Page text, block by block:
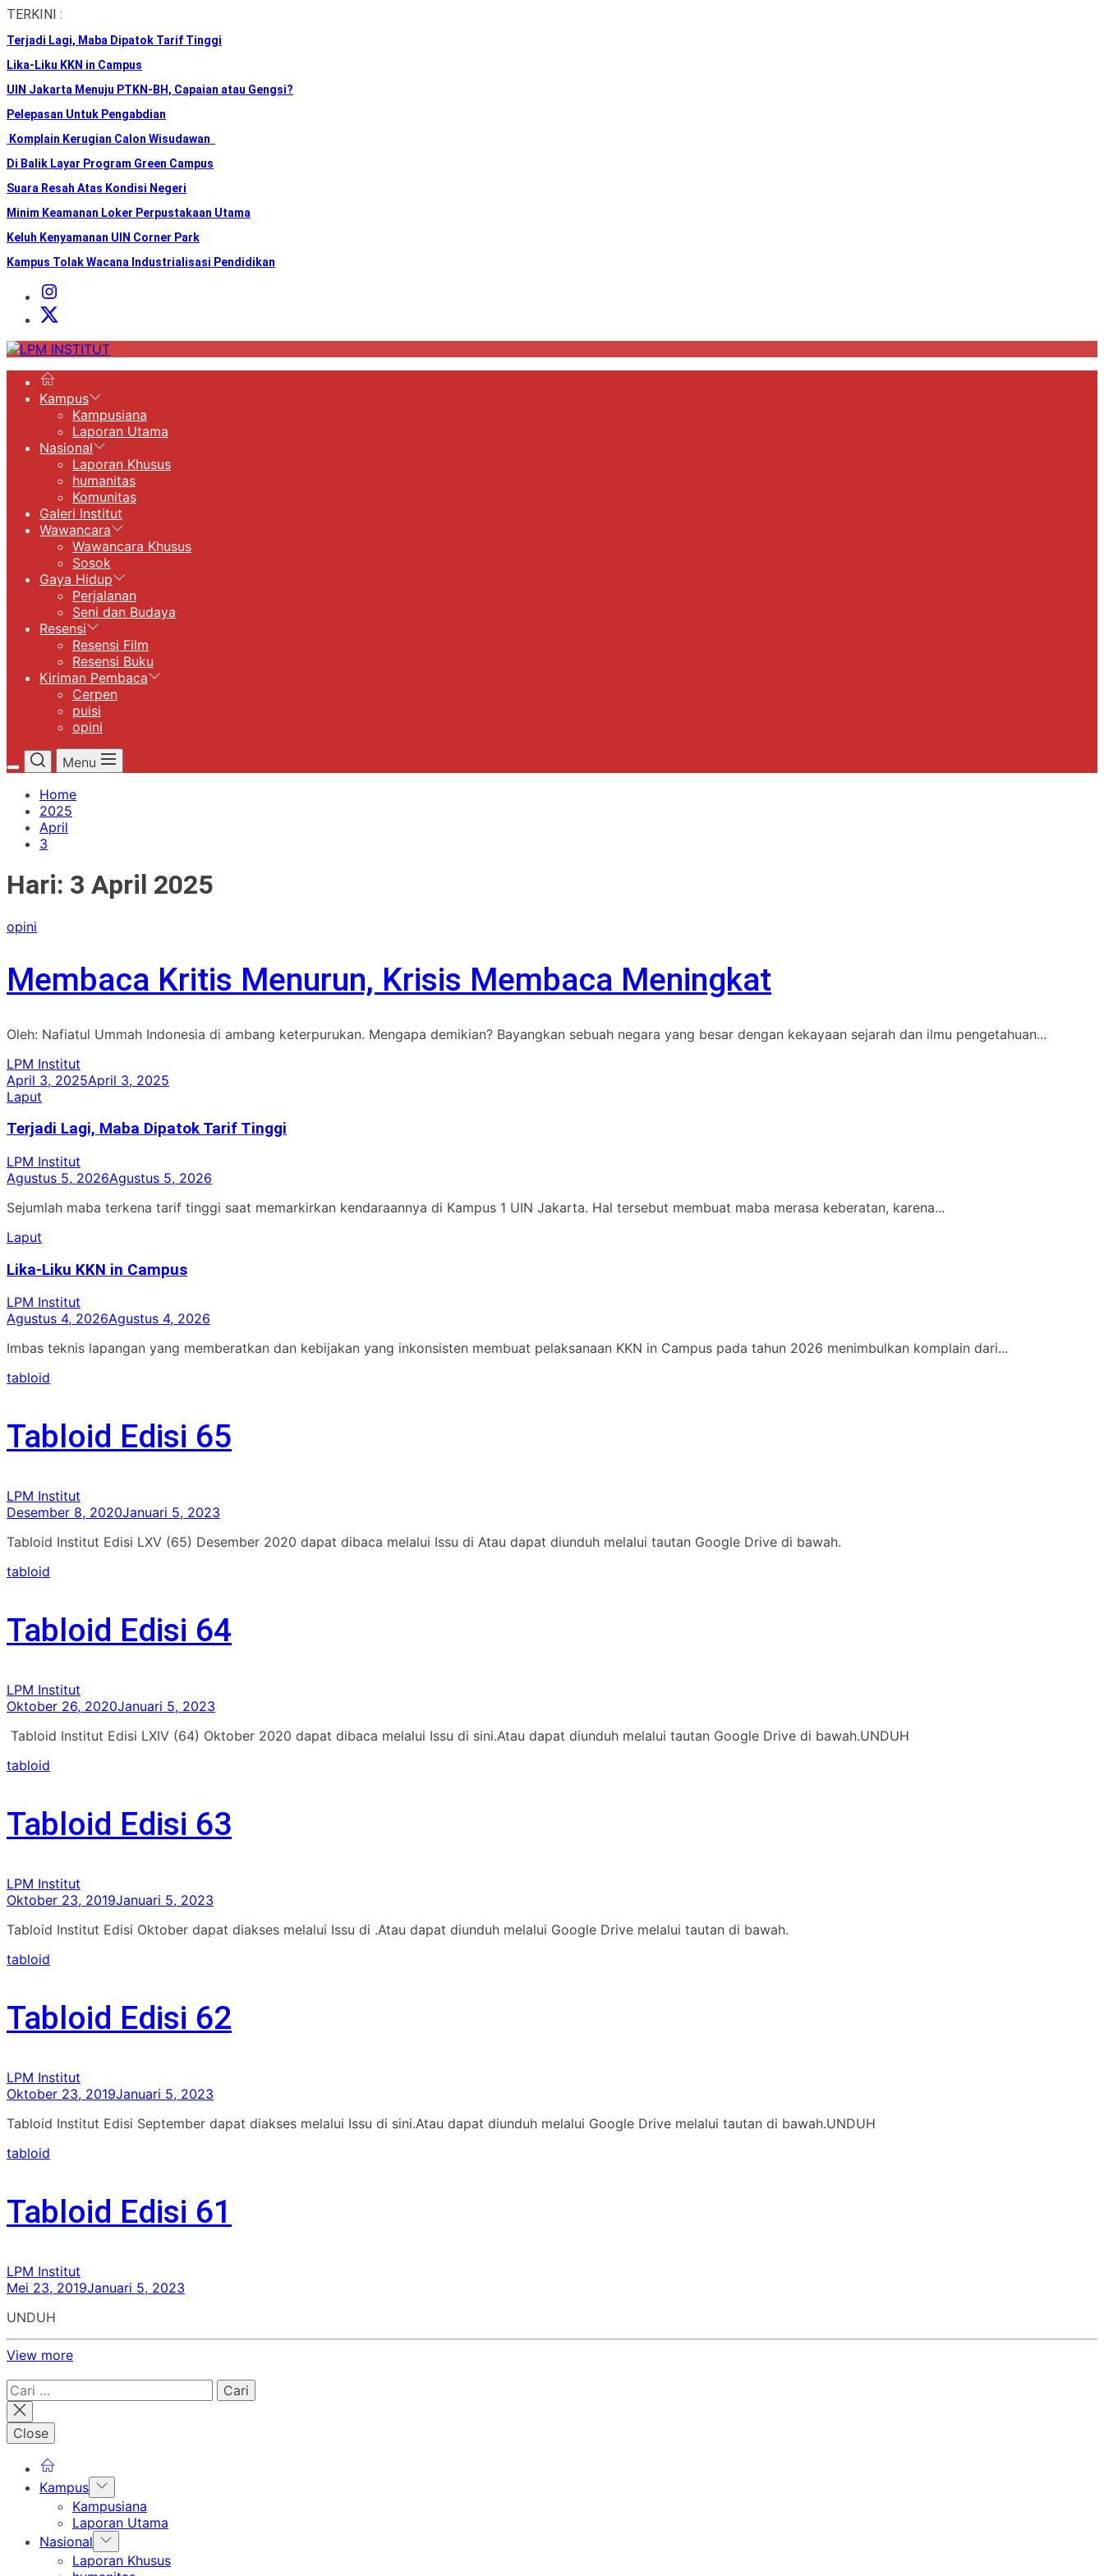
Skip
the
content
TERKINI :
Terjadi Lagi, Maba Dipatok Tarif Tinggi
Lika-Liku KKN in Campus
UIN Jakarta Menuju PTKN-BH, Capaian atau Gengsi?
Pelepasan Untuk Pengabdian
Komplain Kerugian Calon Wisudawan
Di Balik Layar Program Green Campus
Suara Resah Atas Kondisi Negeri
Minim Keamanan Loker Perpustakaan Utama
Keluh Kenyamanan UIN Corner Park
Kampus Tolak Wacana Industrialisasi Pendidikan
Instagram
Institut
X
LPM
Kampus
Kampusiana
Laporan Utama
Nasional
Laporan Khusus
humanitas
Komunitas
Galeri Institut
Wawancara
Wawancara Khusus
Sosok
Gaya Hidup
Perjalanan
Seni dan Budaya
Resensi
Resensi Film
Resensi Buku
Kiriman Pembaca
Cerpen
puisi
opini
Menu
Home
2025
April
3
Hari: 3 April 2025
opini
Membaca Kritis Menurun, Krisis Membaca Meningkat
Oleh: Nafiatul Ummah Indonesia di ambang keterpurukan. Mengapa demikian? Bayangkan sebuah negara yang besar dengan kekayaan sejarah dan ilmu pengetahuan...
LPM Institut
April 3, 2025April 3, 2025
Laput
Terjadi Lagi, Maba Dipatok Tarif Tinggi
LPM Institut
Agustus 5, 2026Agustus 5, 2026
Sejumlah maba terkena tarif tinggi saat memarkirkan kendaraannya di Kampus 1 UIN Jakarta. Hal tersebut membuat maba merasa keberatan, karena...
Laput
Lika-Liku KKN in Campus
LPM Institut
Agustus 4, 2026Agustus 4, 2026
Imbas teknis lapangan yang memberatkan dan kebijakan yang inkonsisten membuat pelaksanaan KKN in Campus pada tahun 2026 menimbulkan komplain dari...
tabloid
Tabloid Edisi 65
LPM Institut
Desember 8, 2020Januari 5, 2023
Tabloid Institut Edisi LXV (65) Desember 2020 dapat dibaca melalui Issu di Atau dapat diunduh melalui tautan Google Drive di bawah.
tabloid
Tabloid Edisi 64
LPM Institut
Oktober 26, 2020Januari 5, 2023
Tabloid Institut Edisi LXIV (64) Oktober 2020 dapat dibaca melalui Issu di sini.Atau dapat diunduh melalui tautan Google Drive di bawah.UNDUH
tabloid
Tabloid Edisi 63
LPM Institut
Oktober 23, 2019Januari 5, 2023
Tabloid Institut Edisi Oktober dapat diakses melalui Issu di .Atau dapat diunduh melalui Google Drive melalui tautan di bawah.
tabloid
Tabloid Edisi 62
LPM Institut
Oktober 23, 2019Januari 5, 2023
Tabloid Institut Edisi September dapat diakses melalui Issu di sini.Atau dapat diunduh melalui Google Drive melalui tautan di bawah.UNDUH
tabloid
Tabloid Edisi 61
LPM Institut
Mei 23, 2019Januari 5, 2023
UNDUH
View more
Cari
untuk:
Close
Kampus Show
sub
menu
Kampusiana
Laporan Utama
Nasional Show
sub
Laporan Khusus